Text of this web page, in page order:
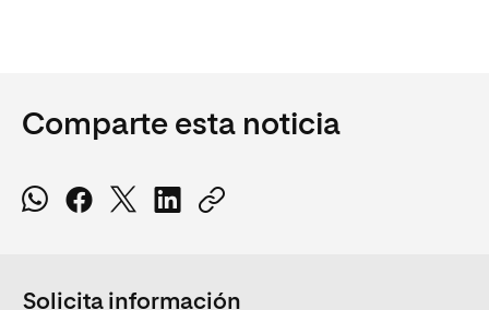
Comparte esta noticia
Solicita información